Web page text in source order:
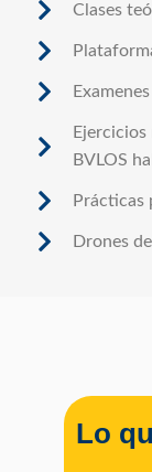
Clases
BVLOS
Prácticas
Drones
Lo